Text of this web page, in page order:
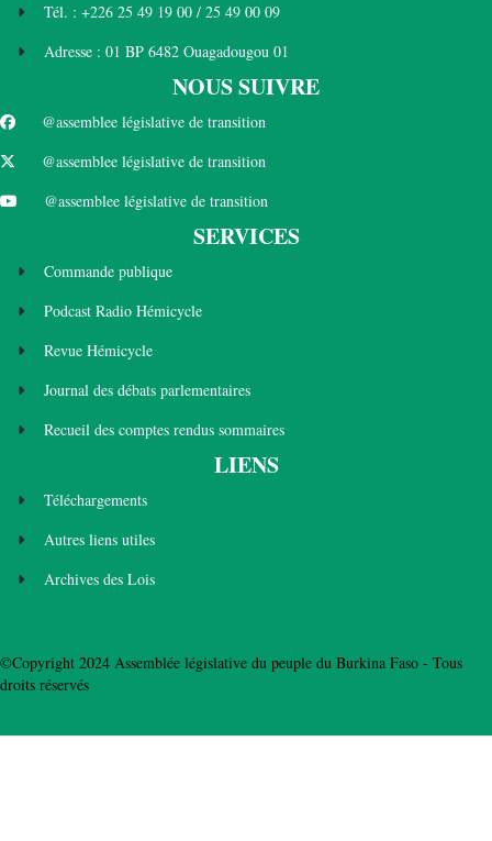
Tél. : +226 25 49 19 00 / 25 49 00 09
Adresse : 01 BP 6482 Ouagadougou 01
NOUS SUIVRE
@assemblee législative de transition
@assemblee législative de transition
@assemblee législative de transition
SERVICES
Commande publique
Podcast Radio Hémicycle
Revue Hémicycle
Journal des débats parlementaires
Recueil des comptes rendus sommaires
LIENS
Téléchargements
Autres liens utiles
Archives des Lois
©Copyright 2024 Assemblée législative du peuple du Burkina Faso - Tous
droits réservés